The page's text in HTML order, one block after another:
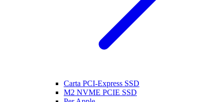
Carta PCI-Express SSD
M2 NVME PCIE SSD